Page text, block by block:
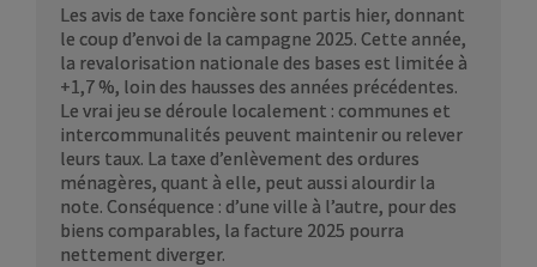
Les avis de taxe foncière sont partis hier, donnant
le coup d’envoi de la campagne 2025. Cette année,
la revalorisation nationale des bases est limitée à
+1,7 %, loin des hausses des années précédentes.
Le vrai jeu se déroule localement : communes et
intercommunalités peuvent maintenir ou relever
leurs taux. La taxe d’enlèvement des ordures
ménagères, quant à elle, peut aussi alourdir la
note. Conséquence : d’une ville à l’autre, pour des
biens comparables, la facture 2025 pourra
nettement diverger.